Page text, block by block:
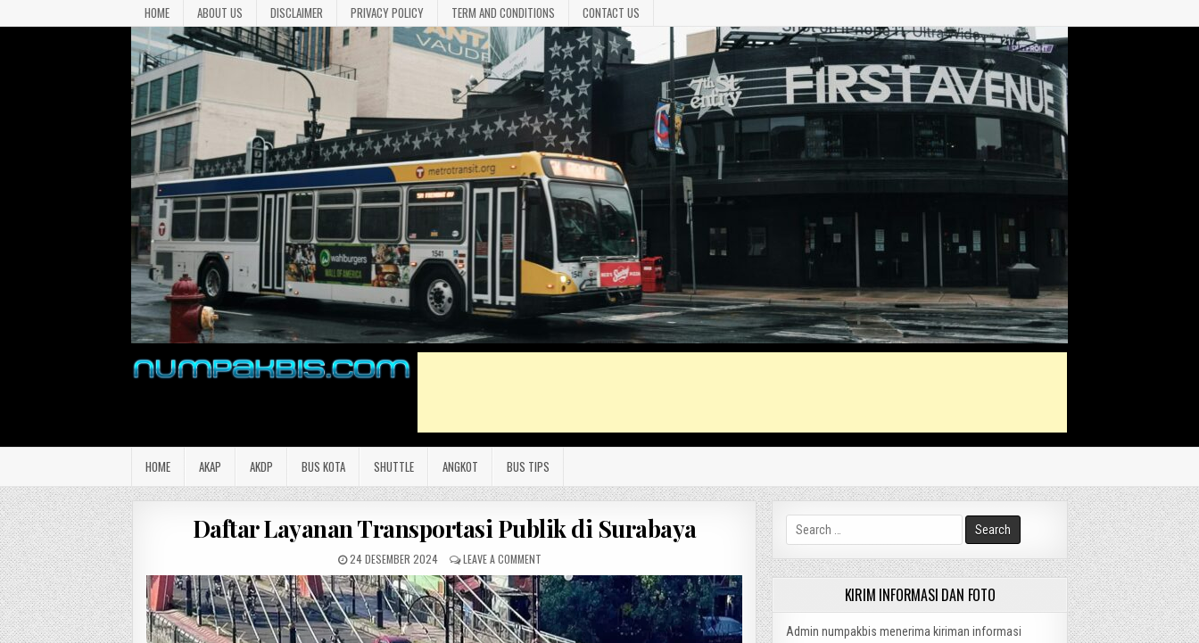
HOME ABOUT US DISCLAIMER PRIVACY POLICY TERM AND CONDITIONS CONTACT US
HOME AKAP AKDP BUS KOTA SHUTTLE ANGKOT BUS TIPS
Daftar Layanan Transportasi Publik di Surabaya
24 DESEMBER 2024 LEAVE A COMMENT
Search
for:
KIRIM INFORMASI DAN FOTO
Admin numpakbis menerima kiriman informasi